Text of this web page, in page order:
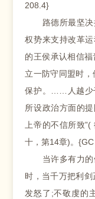
208.4}
路德所最坚决
权势来支持改革
的王侯承认相信
立一防守同盟时
保护。……人越少
所设政治方面的
上帝的不信所致
十，第14章)。
当许多有力的
时，当千万把利
发怒了;不敬虔的